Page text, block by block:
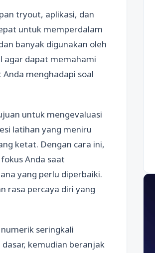
tryout, aplikasi, dan
untuk memperdalam
banyak digunakan oleh
agar dapat memahami
menghadapi soal
untuk mengevaluasi
latihan yang meniru
ketat. Dengan cara ini,
Anda saat
yang perlu diperbaiki.
rasa percaya diri yang
seringkali
kemudian beranjak